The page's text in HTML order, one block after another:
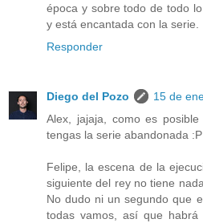
época y sobre todo de todo
y está encantada con la serie.
Responder
Diego del Pozo
15 de
Alex, jajaja, como es
tengas la serie abandonada :P
Felipe, la escena de la
siguiente del rey no tiene
No dudo ni un segundo que
todas vamos, así que